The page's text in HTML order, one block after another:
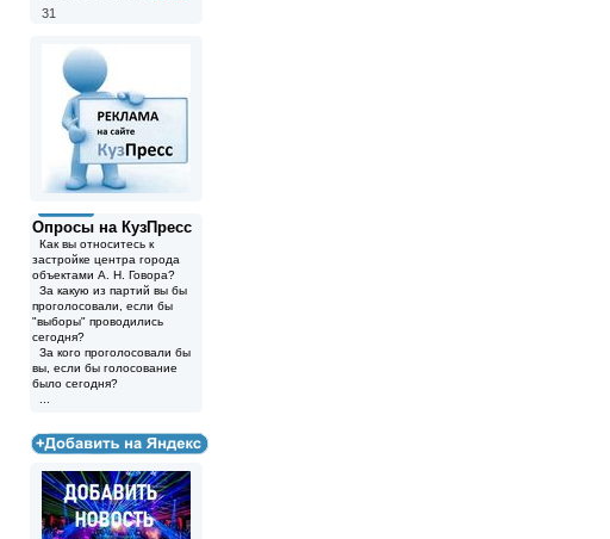
31
Опросы на КузПресс
Как вы относитесь к
застройке центра города
объектами А. Н. Говора?
За какую из партий вы бы
проголосовали, если бы
"выборы" проводились
сегодня?
За кого проголосовали бы
вы, если бы голосование
было сегодня?